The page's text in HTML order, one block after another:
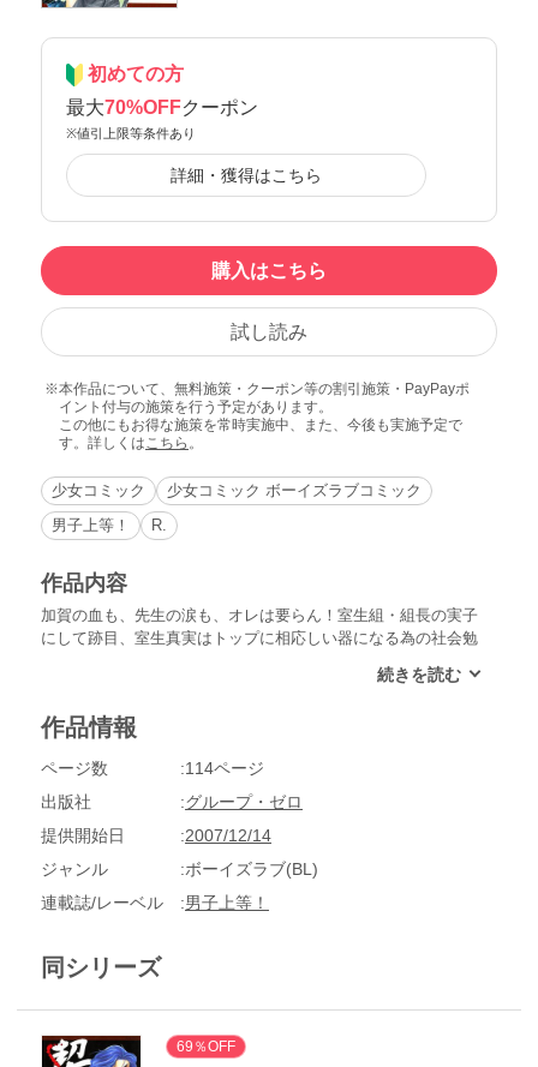
初めての方
最大70%OFFクーポン
※値引上限等条件あり
詳細・獲得はこちら
購入はこちら
試し読み
本作品について、無料施策・クーポン等の割引施策・PayPayポ
イント付与の施策を行う予定があります。
この他にもお得な施策を常時実施中、また、今後も実施予定で
す。詳しくはこちら 。
少女コミック
少女コミック ボーイズラブコミック
男子上等！
R.
作品内容
加賀の血も、先生の涙も、オレは要らん！室生組・組長の実子
にして跡目、室生真実はトップに相応しい器になる為の社会勉
想いで、神経症になって暴れたオレを、優しく見守ってくれた
恋やねん！先生の想い人をしのげる大人になるんや！※松文館
作品情報
ページ数
114ページ
出版社
グループ・ゼロ
提供開始日
2007/12/14
ジャンル
ボーイズラブ(BL)
連載誌/レーベル
男子上等！
同シリーズ
69％OFF